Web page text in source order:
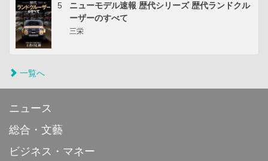
5
ニューモデル速報 歴代シリーズ 歴代ランドクル
ーザーのすべて
三栄
一覧へ
ニュース
総合・文藝
ビジネス・マネー